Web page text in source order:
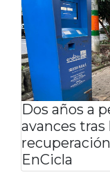
Dos años a
avances
EnCicla